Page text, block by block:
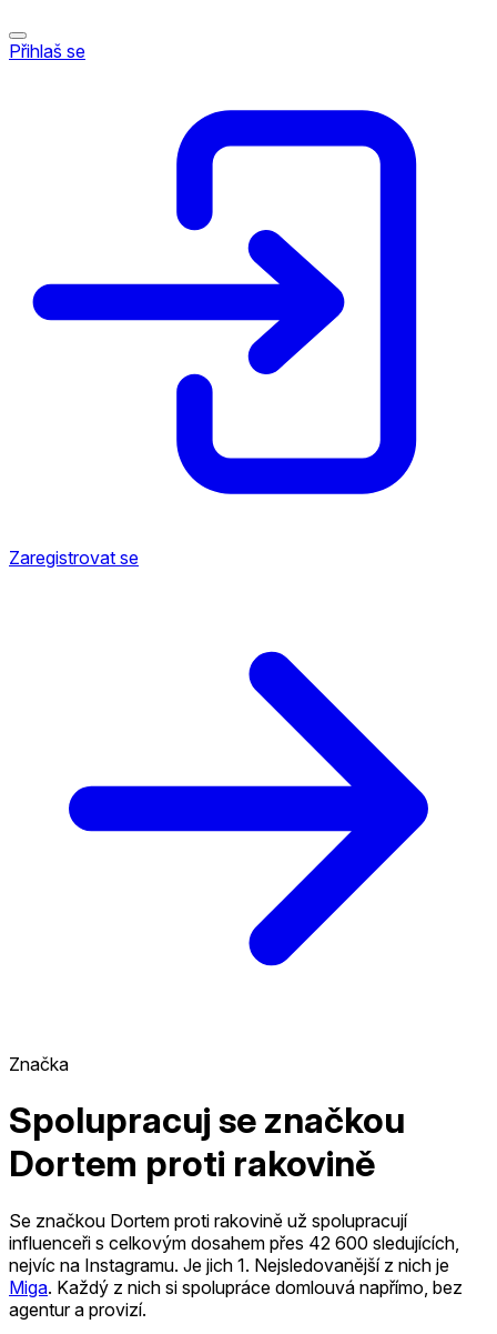
Přihlaš se
Zaregistrovat se
Značka
Spolupracuj se značkou
Dortem proti rakovině
Se značkou Dortem proti rakovině už spolupracují
influenceři s celkovým dosahem přes 42 600 sledujících,
nejvíc na Instagramu. Je jich 1. Nejsledovanější z nich je
Miga. Každý z nich si spolupráce domlouvá napřímo, bez
agentur a provizí.